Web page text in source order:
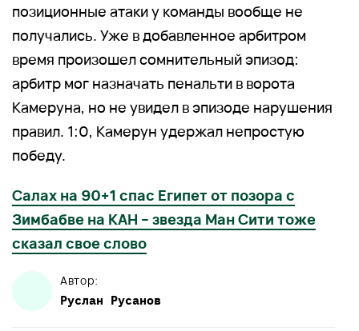
позиционные атаки у команды вообще не
получались. Уже в добавленное арбитром
время произошел сомнительный эпизод:
арбитр мог назначать пенальти в ворота
Камеруна, но не увидел в эпизоде нарушения
правил. 1:0, Камерун удержал непростую
победу.
Салах на 90+1 спас Египет от позора с
Зимбабве на КАН – звезда Ман Сити тоже
сказал свое слово
Автор:
Руслан Русанов